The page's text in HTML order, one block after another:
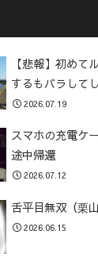
【悲報】初めて
するもバラして
2026.07.19
スマホの充電ケ
途中帰還
2026.07.12
舌平目無双（栗
2026.06.15